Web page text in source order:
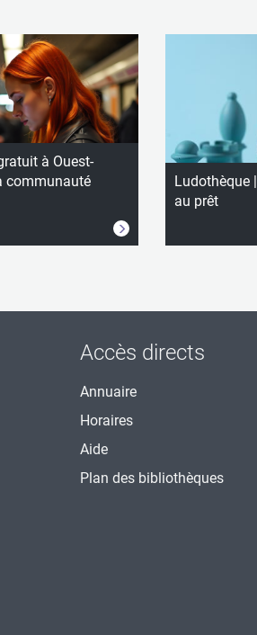
à Ouest-
communauté
Ludothèque
au prêt
Accès directs
Annuaire
Horaires
Aide
Plan des bibliothèques